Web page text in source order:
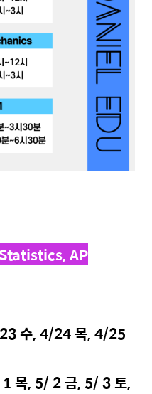
AP
수, 4/24 목, 4/25
목, 5/ 2 금, 5/ 3 토,